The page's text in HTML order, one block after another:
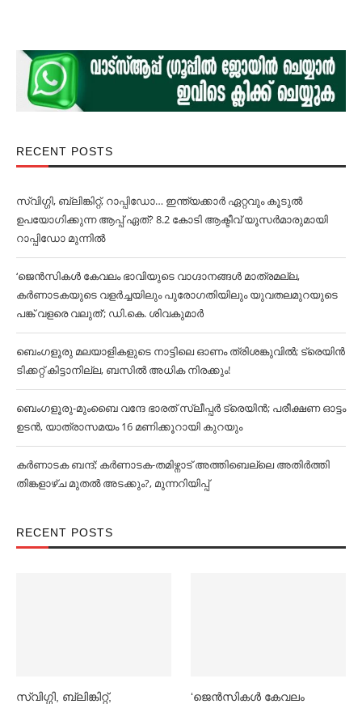
RECENT POSTS
സ്വിഗ്ഗി, ബ്ലിങ്കിറ്റ്, റാപ്പിഡോ… ഇന്ത്യക്കാര്‍ ഏറ്റവും കൂടുല്‍
ഉപയോഗിക്കുന്ന ആപ്പ് ഏത്? 8.2 കോടി ആക്ടീവ് യൂസര്‍മാരുമായി
റാപ്പിഡോ മുന്നില്‍
‘ജെൻസികള്‍ കേവലം ഭാവിയുടെ വാഗ്ദാനങ്ങള്‍ മാത്രമല്ല,
കര്‍ണാടകയുടെ വളര്‍ച്ചയിലും പുരോഗതിയിലും യുവതലമുറയുടെ
പങ്ക് വളരെ വലുത്’; ഡി.കെ. ശിവകുമാര്‍
ബെംഗളൂരു മലയാളികളുടെ നാട്ടിലെ ഓണം ത്രിശങ്കുവില്‍; ട്രെയിൻ
ടിക്കറ്റ് കിട്ടാനില്ല, ബസില്‍ അധിക നിരക്കും!
ബെംഗളൂരു-മുംബൈ വന്ദേ ഭാരത് സ്ലീപ്പര്‍ ട്രെയിൻ; പരീക്ഷണ ഓട്ടം
ഉടൻ, യാത്രാസമയം 16 മണിക്കൂറായി കുറയും
കര്‍ണാടക ബന്ദ്; കര്‍ണാടക-തമിഴ്നാട് അത്തിബെല്ലെ അതിര്‍ത്തി
തിങ്കളാഴ്ച മുതല്‍ അടക്കും?, മുന്നറിയിപ്പ്
RECENT POSTS
സ്വിഗ്ഗി, ബ്ലിങ്കിറ്റ്,
‘ജെൻസികള്‍ കേവലം